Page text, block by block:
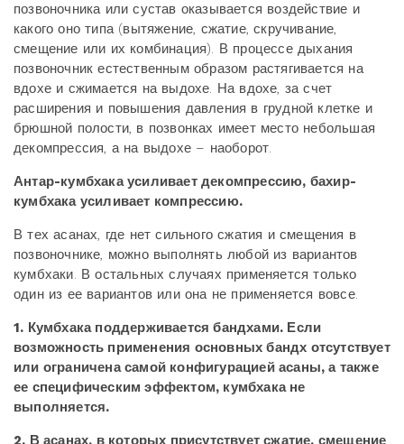
позвоночника или сустав оказывается воздействие и
какого оно типа (вытяжение, сжатие, скручивание,
смещение или их комбинация). В процессе дыхания
позвоночник естественным образом растягивается на
вдохе и сжимается на выдохе. На вдохе, за счет
расширения и повышения давления в грудной клетке и
брюшной полости, в позвонках имеет место небольшая
декомпрессия, а на выдохе – наоборот.
Антар-кумбхака усиливает декомпрессию, бахир-
кумбхака усиливает компрессию.
В тех асанах, где нет сильного сжатия и смещения в
позвоночнике, можно выполнять любой из вариантов
кумбхаки. В остальных случаях применяется только
один из ее вариантов или она не применяется вовсе.
1. Кумбхака поддерживается бандхами. Если
возможность применения основных бандх отсутствует
или ограничена самой конфигурацией асаны, а также
ее специфическим эффектом, кумбхака не
выполняется.
2. В асанах, в которых присутствует сжатие, смещение